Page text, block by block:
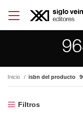
Inicio isbn del producto
Filtros